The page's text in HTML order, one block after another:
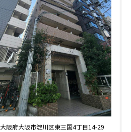
大阪府大阪市淀川区東三国4丁目14-29